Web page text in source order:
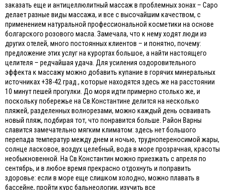
заказать еще и антицеллюлитный массаж в проблемных зонах – Саро
делает разные виды массажа, и все с высочайшим качеством, с
применением натуральной профессиональной косметики на основе
болгарского розового масла. Замечала, что к нему ходят люди из
других отелей, много постоянных клиентов – и понятно, почему:
предложение этих услуг на курортах большое, а найти настоящего
целителя – редчайшая удача. Для усиления оздоровительного
эффекта к массажу можно добавить купание в горячих минеральных
источниках +38-42 град., которые находятся здесь же на расстоянии
10 минут пешей прогулки. До моря идти примерно столько же, и
поскольку побережье на Св.Константине делится на несколько
пляжей, разделенных волнорезами, можно каждый день осваивать
новый пляж, подбирая тот, что понравится больше. Район Варны
славится замечательно мягким климатом: здесь нет большого
перепада температур между днем и ночью, труднопереносимой жары,
солнце ласковое, воздух целебный, вода в море прозрачная, красоты
необыкновенной. На Св.Константин можно приезжать с апреля по
сентябрь, и в любое время прекрасно отдохнуть и поправить
здоровье: если в море еще слишком холодно, можно плавать в
бассейне, пройти курс бальнеологии, изучить все